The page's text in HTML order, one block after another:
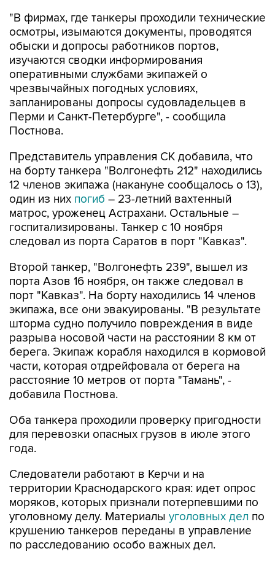
"В фирмах, где танкеры проходили технические
осмотры, изымаются документы, проводятся
обыски и допросы работников портов,
изучаются сводки информирования
оперативными службами экипажей о
чрезвычайных погодных условиях,
запланированы допросы судовладельцев в
Перми и Санкт-Петербурге", - сообщила
Постнова.
Представитель управления СК добавила, что
на борту танкера "Волгонефть 212" находились
12 членов экипажа (накануне сообщалось о 13),
один из них погиб – 23-летний вахтенный
матрос, уроженец Астрахани. Остальные –
госпитализированы. Танкер с 10 ноября
следовал из порта Саратов в порт "Кавказ".
Второй танкер, "Волгонефть 239", вышел из
порта Азов 16 ноября, он также следовал в
порт "Кавказ". На борту находились 14 членов
экипажа, все они эвакуированы. "В результате
шторма судно получило повреждения в виде
разрыва носовой части на расстоянии 8 км от
берега. Экипаж корабля находился в кормовой
части, которая отдрейфовала от берега на
расстояние 10 метров от порта "Тамань", -
добавила Постнова.
Оба танкера проходили проверку пригодности
для перевозки опасных грузов в июле этого
года.
Следователи работают в Керчи и на
территории Краснодарского края: идет опрос
моряков, которых признали потерпевшими по
уголовному делу. Материалы уголовных дел по
крушению танкеров переданы в управление
по расследованию особо важных дел.